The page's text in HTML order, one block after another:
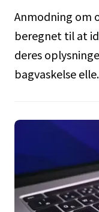
Anmodning om
beregnet til at
deres
bagvaskelse